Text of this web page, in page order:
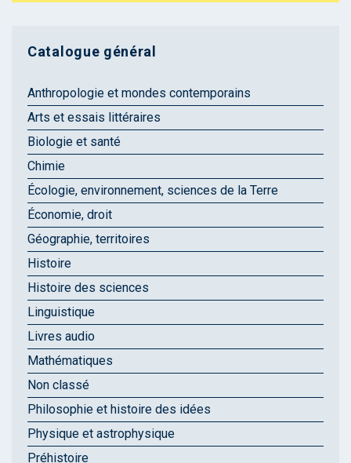
Catalogue général
Anthropologie et mondes contemporains
Arts et essais littéraires
Biologie et santé
Chimie
Écologie, environnement, sciences de la Terre
Économie, droit
Géographie, territoires
Histoire
Histoire des sciences
Linguistique
Livres audio
Mathématiques
Non classé
Philosophie et histoire des idées
Physique et astrophysique
Préhistoire